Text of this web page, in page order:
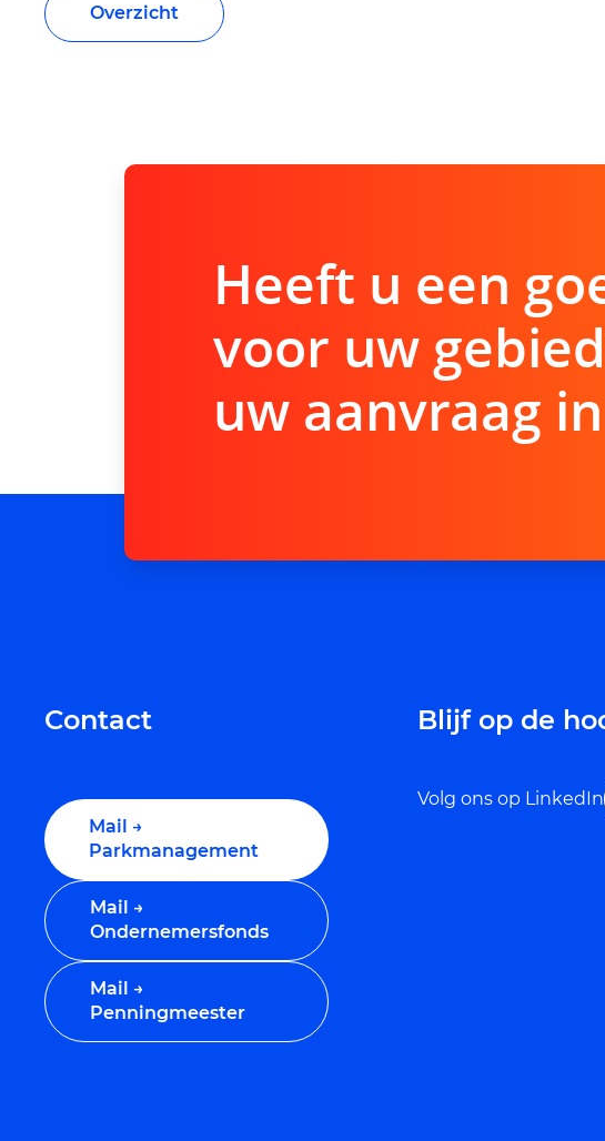
Overzicht
Heeft u een
voor uw
uw aanvraag in
Contact
Mail →
Parkmanagement
Mail →
Ondernemersfonds
Mail →
Penningmeester
Blijf op de
Volg ons op LinkedIn